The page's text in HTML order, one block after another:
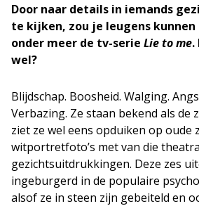
Door naar details in iemands
te kijken, zou je leugens
onder meer de tv-serie Lie to me.
wel?
Blijdschap. Boosheid. Walging.
Verbazing. Ze staan bekend als de
ziet ze wel eens opduiken op oude
witportretfoto’s met van die
gezichtsuitdrukkingen. Deze zes
ingeburgerd in de populaire
alsof ze in steen zijn gebeiteld en